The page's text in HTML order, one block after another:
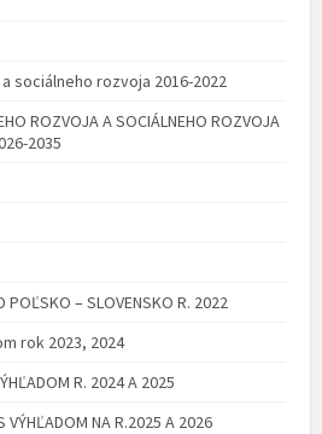
sociálneho rozvoja 2016-2022
ROZVOJA A SOCIÁLNEHO ROZVOJA
2035
POĽSKO – SLOVENSKO R. 2022
rok 2023, 2024
R. 2024 A 2025
VÝHĽADOM NA R.2025 A 2026